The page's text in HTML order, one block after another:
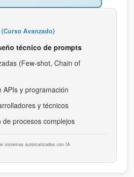
Avanzado)
técnico de prompts
(Few-shot, Chain of
APIs y programación
y técnicos
de procesos complejos
sistemas automatizados con IA